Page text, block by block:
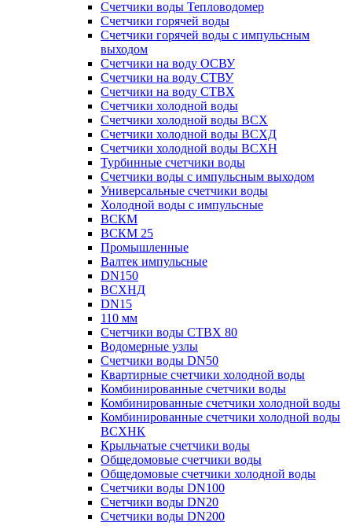
Счетчики воды Тепловодомер
Счетчики горячей воды
Счетчики горячей воды с импульсным
выходом
Счетчики на воду ОСВУ
Счетчики на воду СТВУ
Счетчики на воду СТВХ
Счетчики холодной воды
Счетчики холодной воды ВСХ
Счетчики холодной воды ВСХД
Счетчики холодной воды ВСХН
Турбинные счетчики воды
Счетчики воды с импульсным выходом
Универсальные счетчики воды
Холодной воды с импульсные
ВСКМ
ВСКМ 25
Промышленные
Валтек импульсные
DN150
ВСХНД
DN15
110 мм
Счетчики воды СТВХ 80
Водомерные узлы
Счетчики воды DN50
Квартирные счетчики холодной воды
Комбинированные счетчики воды
Комбинированные счетчики холодной воды
Комбинированные счетчики холодной воды
ВСХНК
Крыльчатые счетчики воды
Общедомовые счетчики воды
Общедомовые счетчики холодной воды
Счетчики воды DN100
Счетчики воды DN20
Счетчики воды DN200